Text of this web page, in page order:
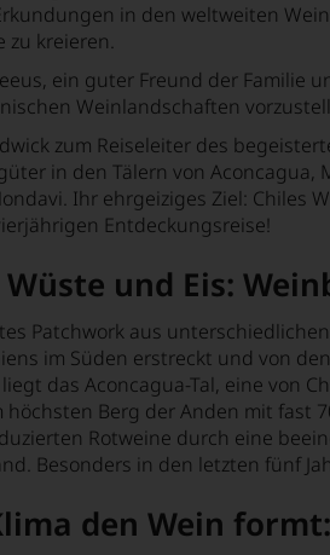
in den weltweiten
zu kreieren.
ein guter Freund der Familie
Weinlandschaften
zum Reiseleiter des
in den Tälern von
Ihr ehrgeiziges Ziel: Chiles
Entdeckungsreise!
und Eis:
Patchwork aus
im Süden erstreckt und von
das Aconcagua-Tal, eine von
höchsten Berg der Anden mit fast
Rotweine durch eine
Besonders in den letzten fünf
den Wein